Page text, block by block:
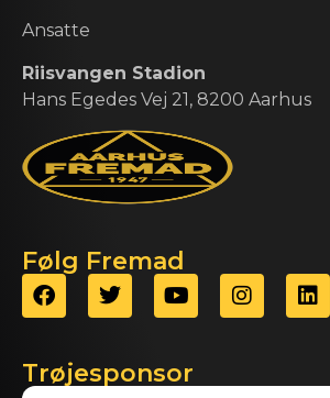
Ansatte
Riisvangen Stadion
Hans Egedes Vej 21, 8200 Aarhus
Følg Fremad
Trøjesponsor